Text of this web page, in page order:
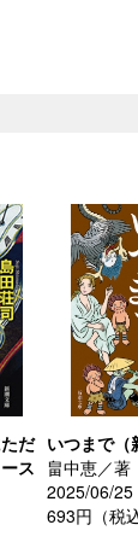
だ
ス
いつまで（
畠中恵／著
2025/06/25
693円（税込